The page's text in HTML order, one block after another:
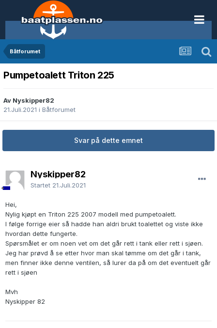
Båtforumet
Pumpetoalett Triton 225
Av Nyskipper82
21.Juli.2021 i Båtforumet
Svar på dette emnet
Nyskipper82
Startet 21.Juli.2021
Hei,
Nylig kjøpt en Triton 225 2007 modell med pumpetoalett.
I følge forrige eier så hadde han aldri brukt toalettet og viste ikke
hvordan dette fungerte.
Spørsmålet er om noen vet om det går rett i tank eller rett i sjøen.
Jeg har prøvd å se etter hvor man skal tømme om det går i tank,
men finner ikke denne ventilen, så lurer da på om det eventuelt går
rett i sjøen
Mvh
Nyskipper 82